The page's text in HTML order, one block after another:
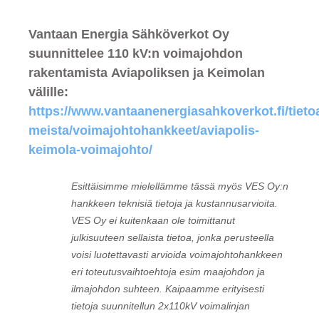
Vantaan Energia Sähköverkot Oy
suunnittelee 110 kV:n voimajohdon
rakentamista Aviapoliksen ja Keimolan
välille:
https://www.vantaanenergiasahkoverkot.fi/
meista/voimajohtohankkeet/aviapolis-
keimola-voimajohto/
Esittäisimme mielellämme tässä myös VES Oy:n
hankkeen teknisiä tietoja ja kustannusarvioita.
VES Oy ei kuitenkaan ole toimittanut
julkisuuteen sellaista tietoa, jonka perusteella
voisi luotettavasti arvioida voimajohtohankkeen
eri toteutusvaihtoehtoja esim maajohdon ja
ilmajohdon suhteen. Kaipaamme erityisesti
tietoja suunnitellun 2x110kV voimalinjan